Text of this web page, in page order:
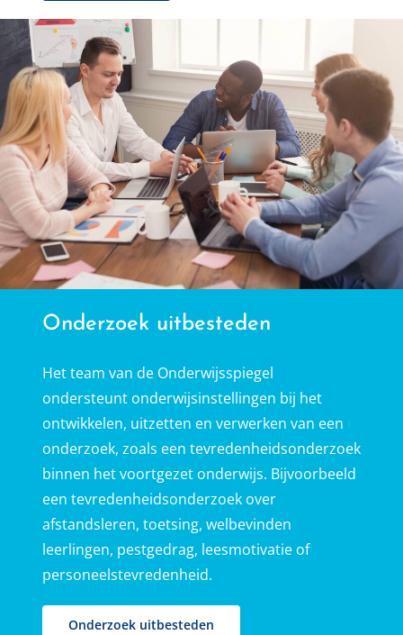
Onderzoek uitbesteden
Het team van de Onderwijsspiegel
ondersteunt onderwijsinstellingen bij het
ontwikkelen, uitzetten en verwerken van een
onderzoek, zoals een tevredenheidsonderzoek
binnen het voortgezet onderwijs. Bijvoorbeeld
een tevredenheidsonderzoek over
afstandsleren, toetsing, welbevinden
leerlingen, pestgedrag, leesmotivatie of
personeelstevredenheid.
Onderzoek uitbesteden